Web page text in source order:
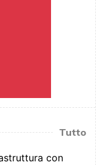
Tutto
con